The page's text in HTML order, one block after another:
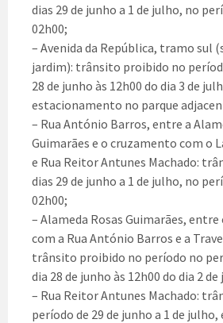
dias 29 de junho a 1 de julho, no
02h00;
– Avenida da República, tramo sul
jardim): trânsito proibido no
28 de junho às 12h00 do dia 3 de
estacionamento no parque
– Rua António Barros, entre a
Guimarães e o cruzamento com o
e Rua Reitor Antunes Machado:
dias 29 de junho a 1 de julho, no
02h00;
– Alameda Rosas Guimarães,
com a Rua António Barros e a
trânsito proibido no período no
dia 28 de junho às 12h00 do dia 2
– Rua Reitor Antunes Machado:
período de 29 de junho a 1 de